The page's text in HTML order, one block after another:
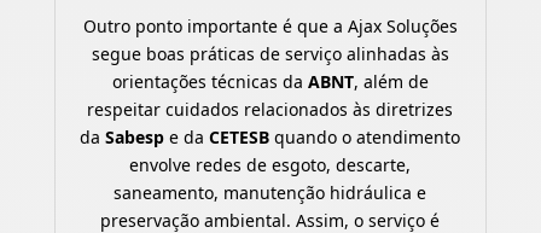
Outro ponto importante é que a Ajax Soluções
segue boas práticas de serviço alinhadas às
orientações técnicas da ABNT, além de
respeitar cuidados relacionados às diretrizes
daSabesp e daCETESB quando o atendimento
envolve redes de esgoto, descarte,
saneamento, manutenção hidráulica e
preservação ambiental. Assim, o serviço é